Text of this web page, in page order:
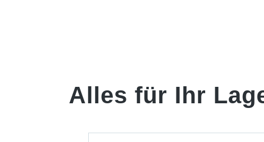
Alles für Ihr